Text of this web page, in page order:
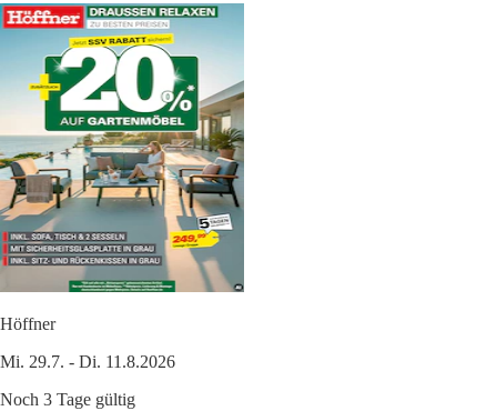
Höffner
Mi. 29.7. - Di. 11.8.2026
Noch 3 Tage gültig